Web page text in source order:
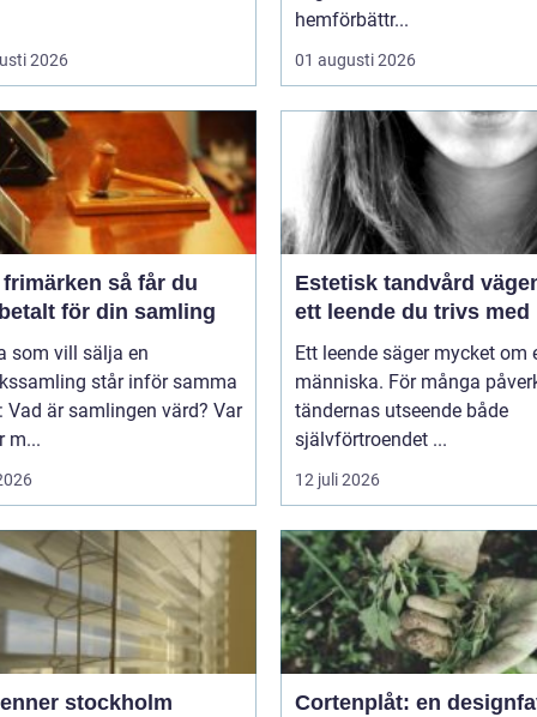
2026
hemförbättr...
01 augusti 2026
så får du
för din samling
som vill sälja en
står inför samma
Vad är samlingen värd? Var
m...
Estetisk tandvård vägen till
ett leende du trivs med
Ett leende säger mycket om
människa. För många
tändernas utseende både
självförtroendet ...
12 juli 2026
stockholm
Cortenplåt: en